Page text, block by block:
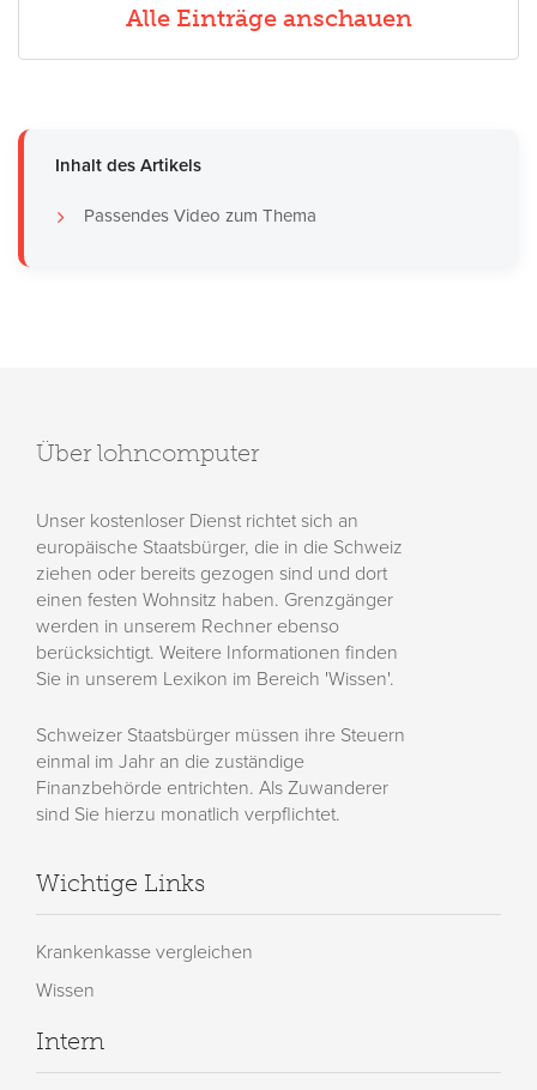
Alle Einträge anschauen
Inhalt des Artikels
Passendes Video zum Thema
Über lohncomputer
Unser kostenloser Dienst richtet sich an
europäische Staatsbürger, die in die Schweiz
ziehen oder bereits gezogen sind und dort
einen festen Wohnsitz haben. Grenzgänger
werden in unserem Rechner ebenso
berücksichtigt. Weitere Informationen finden
Sie in unserem Lexikon im Bereich 'Wissen'.
Schweizer Staatsbürger müssen ihre Steuern
einmal im Jahr an die zuständige
Finanzbehörde entrichten. Als Zuwanderer
sind Sie hierzu monatlich verpflichtet.
Wichtige Links
Krankenkasse vergleichen
Wissen
Intern